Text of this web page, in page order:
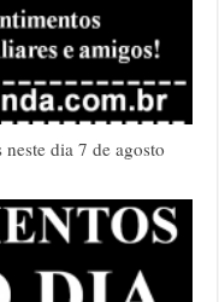
dia 7 de agosto